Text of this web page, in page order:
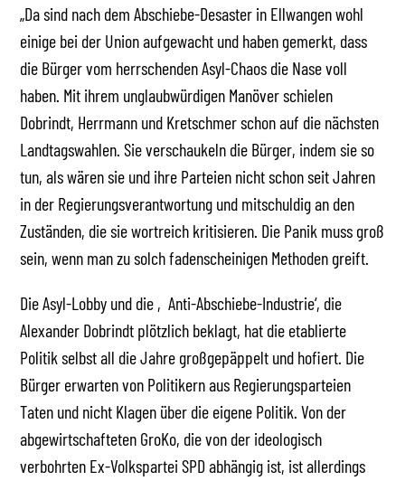
„Da sind nach dem Abschiebe-Desaster in Ellwangen wohl
einige bei der Union aufgewacht und haben gemerkt, dass
die Bürger vom herrschenden Asyl-Chaos die Nase voll
haben. Mit ihrem unglaubwürdigen Manöver schielen
Dobrindt, Herrmann und Kretschmer schon auf die nächsten
Landtagswahlen. Sie verschaukeln die Bürger, indem sie so
tun, als wären sie und ihre Parteien nicht schon seit Jahren
in der Regierungsverantwortung und mitschuldig an den
Zuständen, die sie wortreich kritisieren. Die Panik muss groß
sein, wenn man zu solch fadenscheinigen Methoden greift.
Die Asyl-Lobby und die ‚Anti-Abschiebe-Industrie‘, die
Alexander Dobrindt plötzlich beklagt, hat die etablierte
Politik selbst all die Jahre großgepäppelt und hofiert. Die
Bürger erwarten von Politikern aus Regierungsparteien
Taten und nicht Klagen über die eigene Politik. Von der
abgewirtschafteten GroKo, die von der ideologisch
verbohrten Ex-Volkspartei SPD abhängig ist, ist allerdings